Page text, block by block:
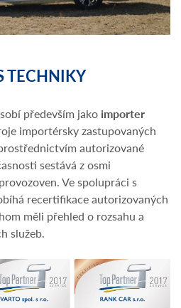
TECHNIKY
především jako importer
importérsky zastupovaných
autorizované
sestává z osmi
Ve spolupráci s
recertifikace autorizovaných
měli přehled o rozsahu a
služeb.